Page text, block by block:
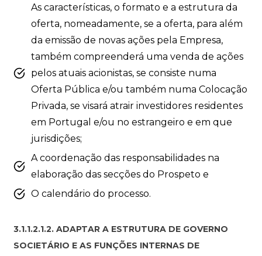
As características, o formato e a estrutura da
oferta, nomeadamente, se a oferta, para além
da emissão de novas ações pela Empresa,
também compreenderá uma venda de ações
pelos atuais acionistas, se consiste numa
Oferta Pública e/ou também numa Colocação
Privada, se visará atrair investidores residentes
em Portugal e/ou no estrangeiro e em que
jurisdições;
A coordenação das responsabilidades na
elaboração das secções do Prospeto e
O calendário do processo.
3.1.1.2.1.2. ADAPTAR A ESTRUTURA DE GOVERNO
SOCIETÁRIO E AS FUNÇÕES INTERNAS DE